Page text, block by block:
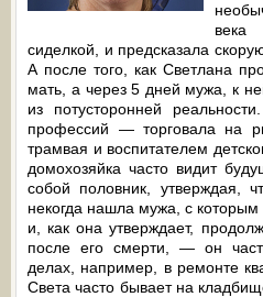
века
сиделкой, и предсказала
А после того, как Светлана
мать, а через 5 дней мужа, к
из потусторонней
профессий — торговала на
трамвая и воспитателем
домохозяйка часто видит
собой половник, утверждая,
некогда нашла мужа, с
и, как она утверждает,
после его смерти, — он
делах, например, в ремонте
Света часто бывает на